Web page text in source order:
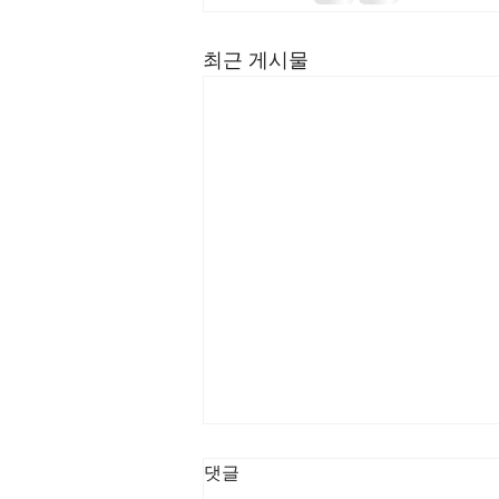
최근 게시물
[3/8] 주일주보
댓글